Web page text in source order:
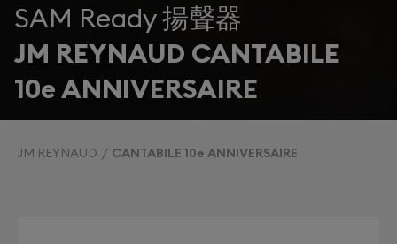
SAM Ready 揚聲器
JM REYNAUD CANTABILE
10e ANNIVERSAIRE
JM REYNAUD CANTABILE 10e ANNIVERSAIRE